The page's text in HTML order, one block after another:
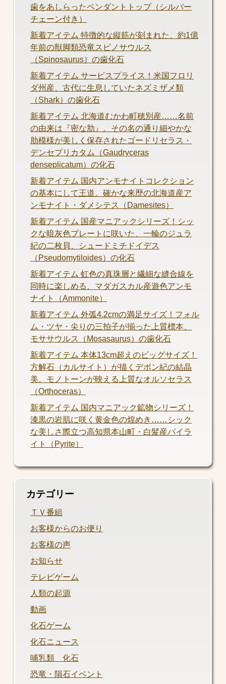
歯をあしらったペンダントトップ（シルバー
チェーン付き）
新着アイテム 特徴的な縦筋が刻まれた、約1億
年前の獣脚類恐竜スピノサウルス
（Spinosaurus）の歯化石
新着アイテム サービスプライス！米国フロリ
ダ州産、古代に生息していたネズミザメ類
（Shark）の歯化石
新着アイテム 北海道むかわ町穂別産……名前
の由来は『密な肋』。その名の通り細やかな
肋模様が美しく保存されたゴードリセラス・
デンセプリカタム（Gaudryceras
denseplicatum）の化石
新着アイテム 国内アンモナイトコレクション
の基本にして王道。確かな来歴の北海道産ア
ンモナイト・ダメシテス（Damesites）
新着アイテム 国産マニアックシリーズ！シッ
クな暗灰色プレートに咲いた、一輪のジュラ
紀の二枚貝、シュードミチドイデス
（Pseudomytiloides）の化石
新着アイテム 虹色の真珠層と繊細な縫合線を
同時に楽しめる、マダガスカル産遊色アンモ
ナイト（Ammonite）
新着アイテム 外弧4.2cmの満足サイズ！フォル
ム・ツヤ・尖りの三拍子が揃った上質標本、
モササウルス（Mosasaurus）の歯化石
新着アイテム 本体13cm超えのビッグサイズ！
方解石（カルサイト）が描くデボン紀の結晶
美。モノトーンが映える上質なオルソセラス
（Orthoceras）
新着アイテム 国内マニアック鉱物シリーズ！
漆黒の岩肌に咲く黄金色の煌めき……シック
な美しさ際立つ高知県本山町・白髪産パイラ
イト（Pyrite）
カテゴリー
ＴＶ番組
お客様からのお便り
お客様の声
お知らせ
テレビゲーム
人類の起源
動画
化石ゲーム
化石ニュース
哺乳類 化石
恐竜・隕石イベント